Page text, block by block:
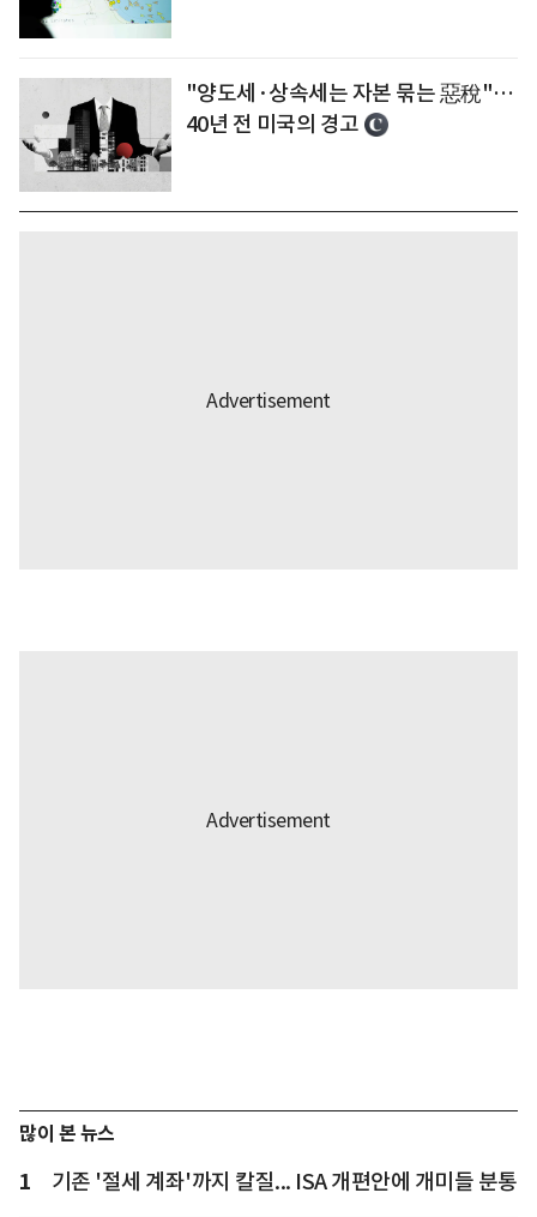
"양도세·상속세는 자본 묶는 惡稅"…
40년 전 미국의 경고
많이 본 뉴스
1 기존 '절세 계좌'까지 칼질... ISA 개편안에 개미들 분통